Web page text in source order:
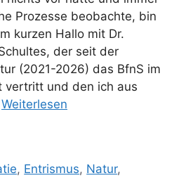
Prozesse beobachte, bin
kurzen Hallo mit Dr.
der seit der
(2021-2026) das BfnS im
vertritt und den ich aus
Weiterlesen
, Entrismus, Natur,